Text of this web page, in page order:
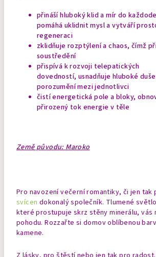
přináší hluboký klid a mír do
pomáhá uklidnit mysl a vytváří
regeneraci
zklidňuje rozptýlení a chaos, čímž
soustředění
přispívá k rozvoji telepatických
dovedností, usnadňuje hluboké
porozumění mezi jednotlivci
čistí energetická pole a bloky,
přirozený tok energie v těle
Země původu: Maroko
Pro navození večerní romantiky, či jen tak
svícen dokonalý společník. Tlumené
které prostupuje skrz stěny minerálu, vás
pohodu. Rozzařte si domov oblíbenou
kamene.